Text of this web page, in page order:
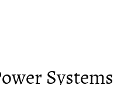
Systems